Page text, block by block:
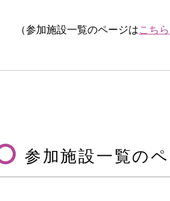
（参加施設一覧のページはこちら
参加施設一覧の